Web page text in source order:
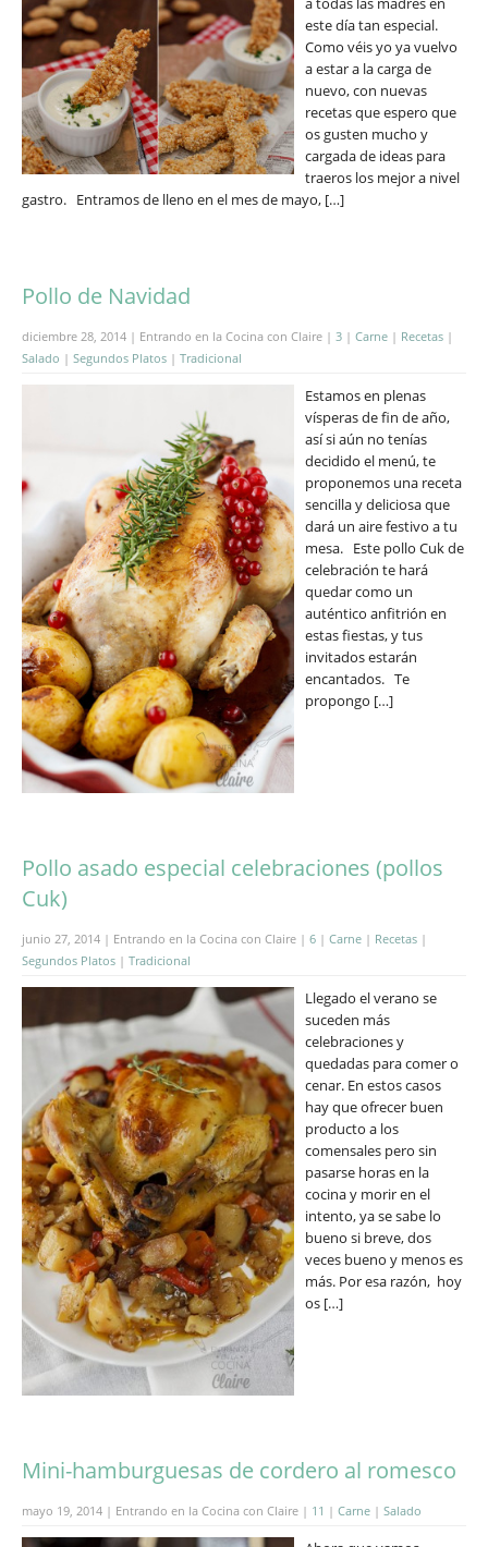
este día tan especial.
Como véis yo ya vuelvo
a estar a la carga de
nuevo, con nuevas
recetas que espero que
os gusten mucho y
cargada de ideas para
traeros los mejor a nivel
gastro. Entramos de lleno en el mes de mayo, […]
Pollo de Navidad
diciembre 28, 2014 | Entrando en la Cocina con Claire | 3 | Carne | Recetas |
Salado | Segundos Platos | Tradicional
Estamos en plenas
vísperas de fin de año,
así si aún no tenías
decidido el menú, te
proponemos una receta
sencilla y deliciosa que
dará un aire festivo a tu
mesa. Este pollo Cuk de
celebración te hará
quedar como un
auténtico anfitrión en
estas fiestas, y tus
invitados estarán
encantados. Te
propongo […]
Pollo asado especial celebraciones (pollos
Cuk)
junio 27, 2014 | Entrando en la Cocina con Claire | 6 | Carne | Recetas |
Segundos Platos | Tradicional
Llegado el verano se
suceden más
celebraciones y
quedadas para comer o
cenar. En estos casos
hay que ofrecer buen
producto a los
comensales pero sin
pasarse horas en la
cocina y morir en el
intento, ya se sabe lo
bueno si breve, dos
veces bueno y menos es
más. Por esa razón, hoy
os […]
Mini-hamburguesas de cordero al romesco
mayo 19, 2014 | Entrando en la Cocina con Claire | 11 | Carne | Salado